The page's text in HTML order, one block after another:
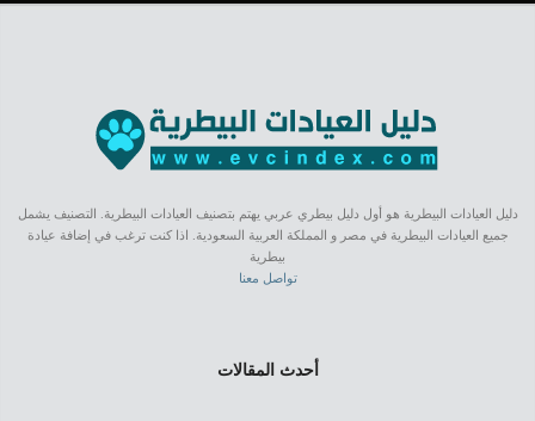
دليل العيادات البيطرية هو أول دليل بيطري عربي يهتم بتصنيف العيادات البيطرية. التصنيف يشمل
جميع العيادات البيطرية في مصر و المملكة العربية السعودية. اذا كنت ترغب في إضافة عيادة
بيطرية
تواصل معنا
أحدث المقالات